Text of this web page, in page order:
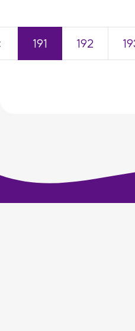
191 192